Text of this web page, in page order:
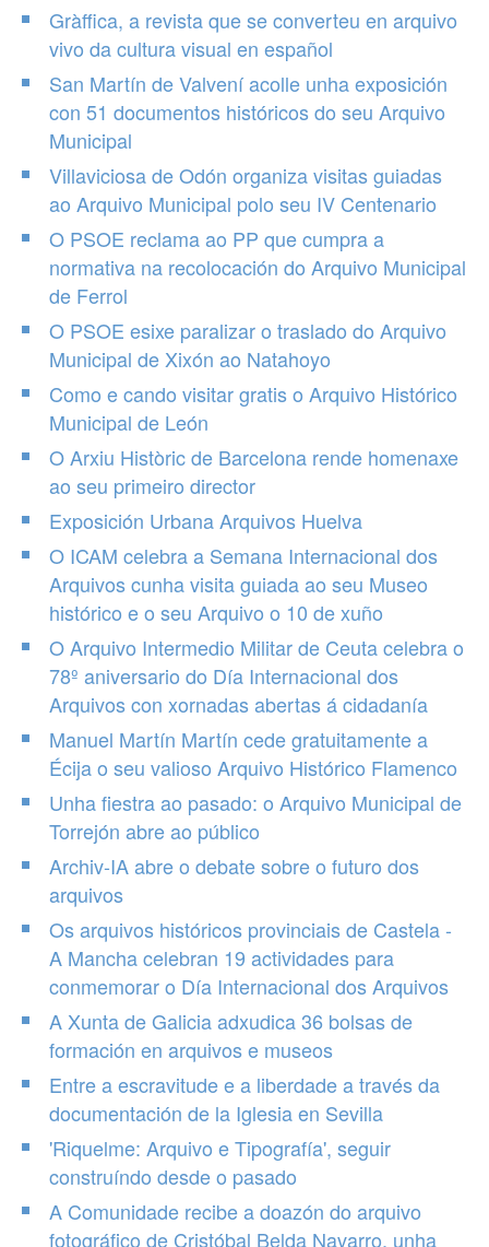
Gràffica, a revista que se converteu en arquivo
vivo da cultura visual en español
San Martín de Valvení acolle unha exposición
con 51 documentos históricos do seu Arquivo
Municipal
Villaviciosa de Odón organiza visitas guiadas
ao Arquivo Municipal polo seu IV Centenario
O PSOE reclama ao PP que cumpra a
normativa na recolocación do Arquivo Municipal
de Ferrol
O PSOE esixe paralizar o traslado do Arquivo
Municipal de Xixón ao Natahoyo
Como e cando visitar gratis o Arquivo Histórico
Municipal de León
O Arxiu Històric de Barcelona rende homenaxe
ao seu primeiro director
Exposición Urbana Arquivos Huelva
O ICAM celebra a Semana Internacional dos
Arquivos cunha visita guiada ao seu Museo
histórico e o seu Arquivo o 10 de xuño
O Arquivo Intermedio Militar de Ceuta celebra o
78º aniversario do Día Internacional dos
Arquivos con xornadas abertas á cidadanía
Manuel Martín Martín cede gratuitamente a
Écija o seu valioso Arquivo Histórico Flamenco
Unha fiestra ao pasado: o Arquivo Municipal de
Torrejón abre ao público
Archiv-IA abre o debate sobre o futuro dos
arquivos
Os arquivos históricos provinciais de Castela -
A Mancha celebran 19 actividades para
conmemorar o Día Internacional dos Arquivos
A Xunta de Galicia adxudica 36 bolsas de
formación en arquivos e museos
Entre a escravitude e a liberdade a través da
documentación de la Iglesia en Sevilla
'Riquelme: Arquivo e Tipografía', seguir
construíndo desde o pasado
A Comunidade recibe a doazón do arquivo
fotográfico de Cristóbal Belda Navarro, unha